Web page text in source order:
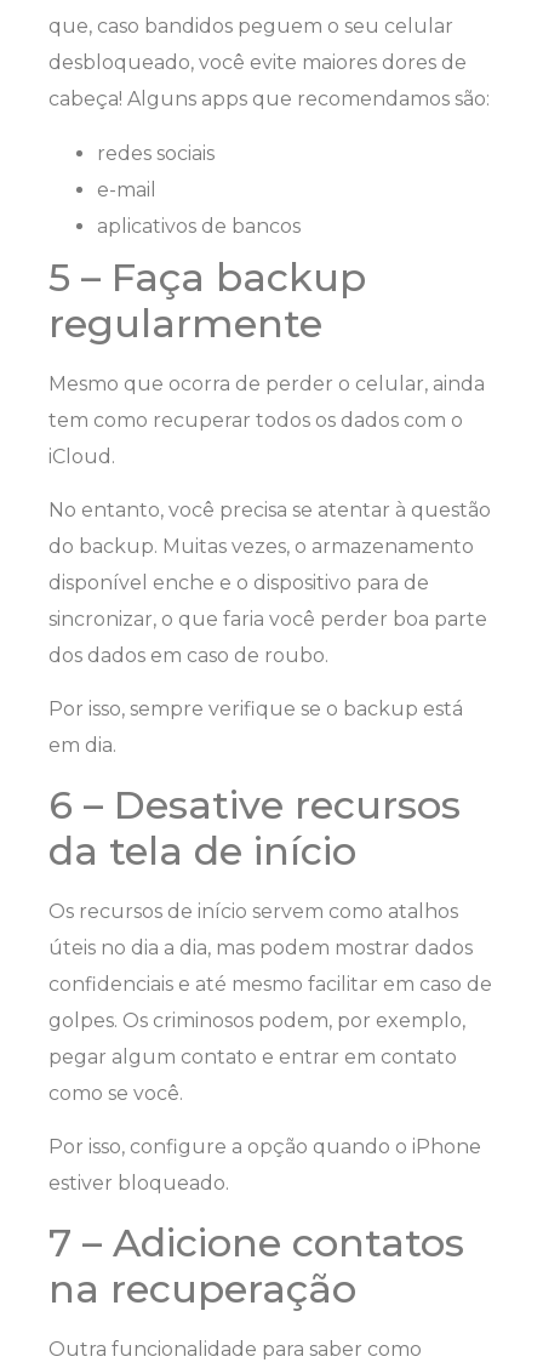
que, caso bandidos peguem o seu celular
desbloqueado, você evite maiores dores de
cabeça! Alguns apps que recomendamos são:
redes sociais
e-mail
aplicativos de bancos
5 – Faça backup
regularmente
Mesmo que ocorra de perder o celular, ainda
tem como recuperar todos os dados com o
iCloud.
No entanto, você precisa se atentar à questão
do backup. Muitas vezes, o armazenamento
disponível enche e o dispositivo para de
sincronizar, o que faria você perder boa parte
dos dados em caso de roubo.
Por isso, sempre verifique se o backup está
em dia.
6 – Desative recursos
da tela de início
Os recursos de início servem como atalhos
úteis no dia a dia, mas podem mostrar dados
confidenciais e até mesmo facilitar em caso de
golpes. Os criminosos podem, por exemplo,
pegar algum contato e entrar em contato
como se você.
Por isso, configure a opção quando o iPhone
estiver bloqueado.
7 – Adicione contatos
na recuperação
Outra funcionalidade para saber como